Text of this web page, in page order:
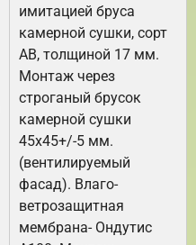
имитацией бруса
камерной сушки, сорт
АВ, толщиной 17 мм.
Монтаж через
строганый брусок
камерной сушки
45х45+/-5 мм.
(вентилируемый
фасад). Влаго-
ветрозащитная
мембрана- Ондутис